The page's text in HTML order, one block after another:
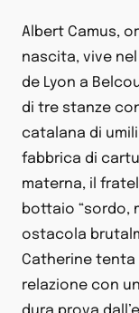
Albert Camus,
nascita, vive
de Lyon a
di tre stanze
catalana di
fabbrica di
materna, il
bottaio “sordo,
ostacola
Catherine
relazione con